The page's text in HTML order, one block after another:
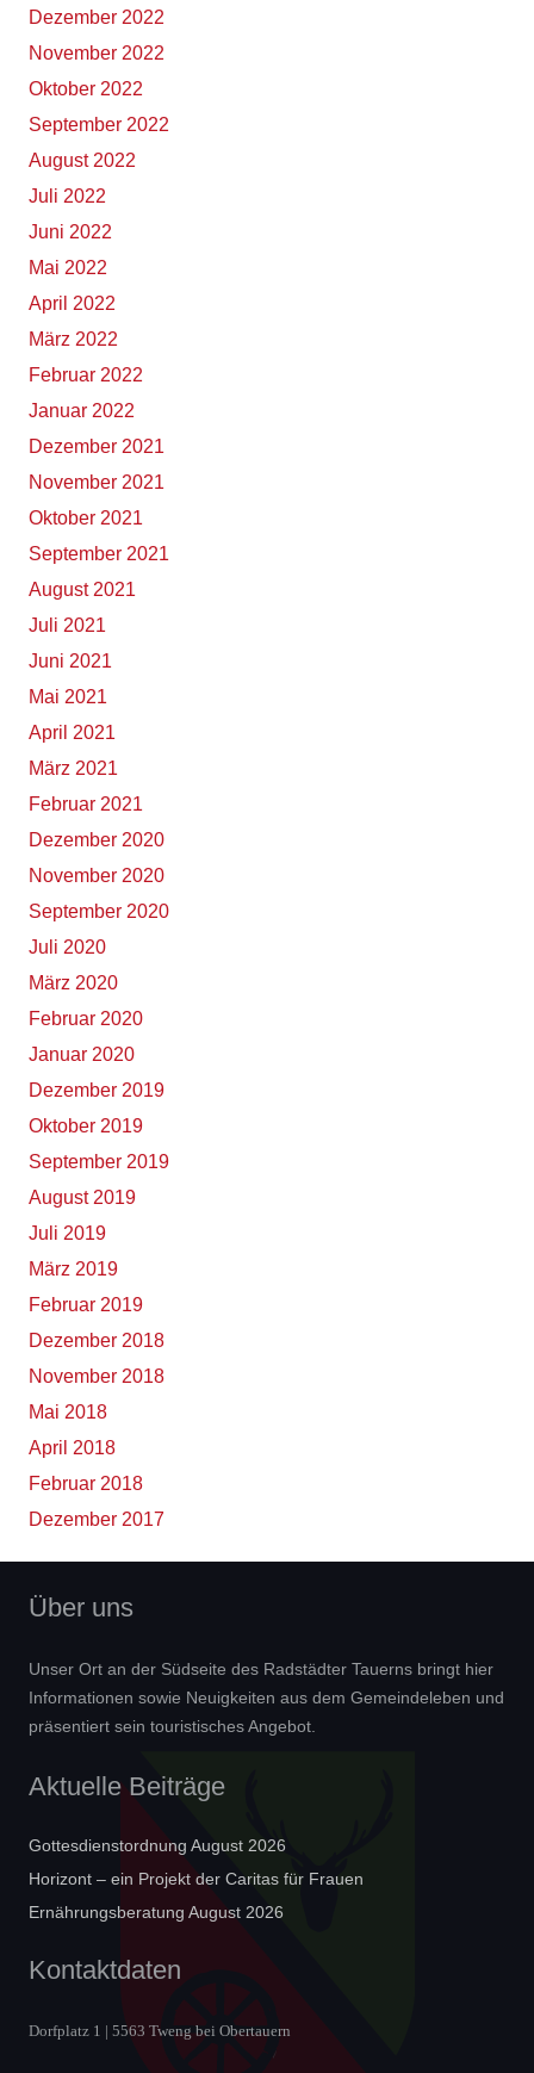
Dezember 2022
November 2022
Oktober 2022
September 2022
August 2022
Juli 2022
Juni 2022
Mai 2022
April 2022
März 2022
Februar 2022
Januar 2022
Dezember 2021
November 2021
Oktober 2021
September 2021
August 2021
Juli 2021
Juni 2021
Mai 2021
April 2021
März 2021
Februar 2021
Dezember 2020
November 2020
September 2020
Juli 2020
März 2020
Februar 2020
Januar 2020
Dezember 2019
Oktober 2019
September 2019
August 2019
Juli 2019
März 2019
Februar 2019
Dezember 2018
November 2018
Mai 2018
April 2018
Februar 2018
Dezember 2017
Über uns
Unser Ort an der Südseite des Radstädter Tauerns bringt hier
Informationen sowie Neuigkeiten aus dem Gemeindeleben und
präsentiert sein touristisches Angebot.
Aktuelle Beiträge
Gottesdienstordnung August 2026
Horizont – ein Projekt der Caritas für Frauen
Ernährungsberatung August 2026
Kontaktdaten
Dorfplatz 1 | 5563 Tweng bei Obertauern